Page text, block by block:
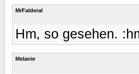
MrFalderal
Hm, so gesehen.
Melanie